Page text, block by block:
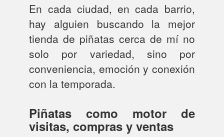
En cada ciudad, en cada barrio,
hay alguien buscando la mejor
tienda de piñatas cerca de mí no
solo por variedad, sino por
conveniencia, emoción y conexión
con la temporada.
Piñatas como motor de
visitas, compras y ventas